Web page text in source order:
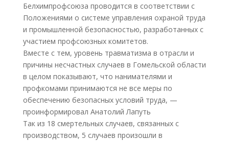
Белхимпрофсоюза проводится в соответствии с
Положениями о системе управления охраной труда
и промышленной безопасностью, разработанных с
участием профсоюзных комитетов.
Вместе с тем, уровень травматизма в отрасли и
причины несчастных случаев в Гомельской области
в целом показывают, что нанимателями и
профкомами принимаются не все меры по
обеспечению безопасных условий труда, —
проинформировал Анатолий Лапуть
Так из 18 смертельных случаев, связанных с
производством, 5 случаев произошли в